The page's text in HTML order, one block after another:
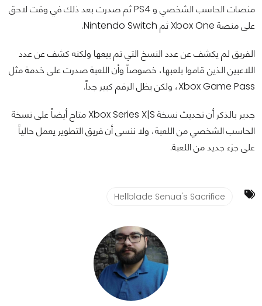
منصات الحاسب الشخصي و PS4 ثم صدرت بعد ذلك في وقت لاحق
على منصة Xbox One ثم Nintendo Switch.
الفريق لم يكشف عن عدد النسخ التي تم بيعها ولكنه كشف عن عدد
اللاعبين الذين قاموا بلعبها، خصوصاً وأن اللعبة صدرت على خدمة مثل
Xbox Game Pass، ولكن يظل الرقم كبير جداً.
جدير بالذكر أن تحديث نسخة Xbox Series X|S متاح أيضاً على نسخة
الحاسب الشخصي من اللعبة، ولا ننسى أن فريق التطوير يعمل حالياً
على جزء جديد من اللعبة.
Hellblade Senua's Sacrifice